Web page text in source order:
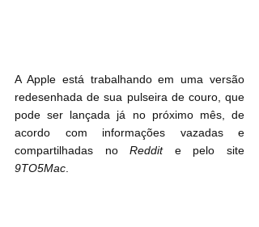
A Apple está trabalhando em uma versão
redesenhada de sua pulseira de couro, que
pode ser lançada já no próximo mês, de
acordo com informações vazadas e
compartilhadas no Reddit
9TO5Mac